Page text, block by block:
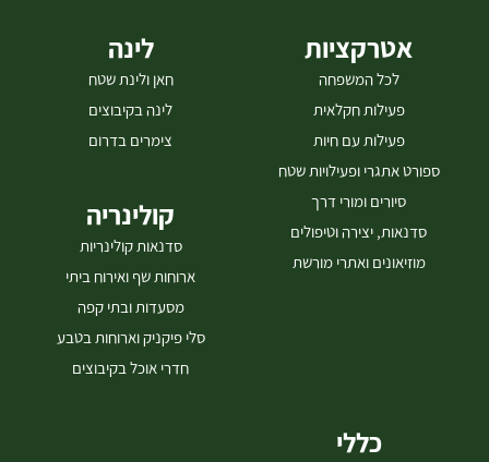
אטרקציות
לכל המשפחה
פעילות חקלאית
פעילות עם חיות
ספורט אתגרי ופעילויות שטח
סיורים ומורי דרך
סדנאות, יצירה וטיפולים
מוזיאונים ואתרי מורשת
לינה
חאן ולינת שטח
לינה בקיבוצים
צימרים בדרום
קולינריה
סדנאות קולינריות
ארוחות שף ואירוח ביתי
מסעדות ובתי קפה
סלי פיקניק וארוחות בטבע
חדרי אוכל בקיבוצים
כללי